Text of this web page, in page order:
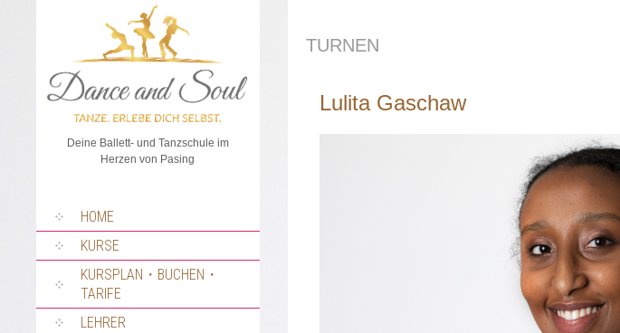
Deine Ballett- und Tanzschule im
Herzen von Pasing
SPRUNG
ZUM
INHALT
HOME
KURSE
KURSPLAN・BUCHEN・
TARIFE
LEHRER
TURNEN
Lulita Gaschaw